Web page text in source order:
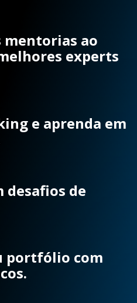
mentorias ao
experts
e aprenda em
desafios de
portfólio com